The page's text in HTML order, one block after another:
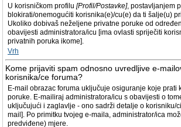
U korisničkom profilu [Profil/Postavke], postavljanjem
blokirati/onemogućiti korisnika(e)/cu(e) da ti šalje(u)
Ukoliko dobivaš neželjene privatne poruke od
obavijesti administratora/icu [ima ovlasti spriječiti
privatnih poruka ikome].
Vrh
Kome prijaviti spam odnosno uvredljive e-
korisnika/ce foruma?
E-mail obrazac foruma uključuje osiguranje koje prati
poruke. E-mailiraj administratora/icu s obavijesti o
uključujući i zaglavlje - ono sadrži detalje o korisniku/
mail]. Po primitku tvojeg e-maila, administrator/ica
predviđene) mjere.